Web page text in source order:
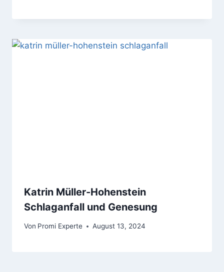
Katrin Müller-Hohenstein
Schlaganfall und Genesung
Von Promi Experte August 13, 2024